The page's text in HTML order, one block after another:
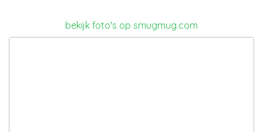
bekijk foto's op smugmug.com